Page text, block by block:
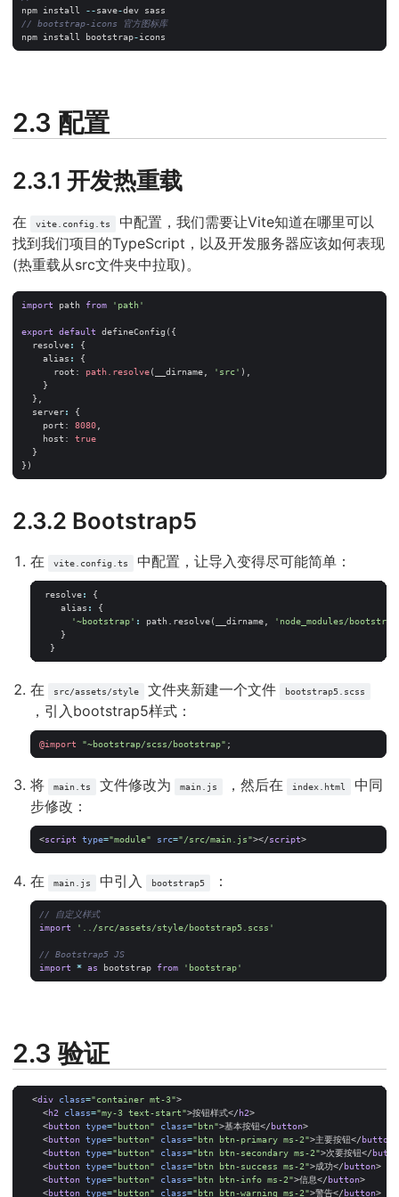
npm
install --save-dev
sass
npm
install bootstrap-icons
2.3 配置
2.3.1 开发热重载
在 vite.config.ts
中配置，我们需要让Vite知道在哪里可以
找到我们项目的TypeScript，以及开发服务器应该如何表现
(热重载从src文件夹中拉取)。
import path from 'path'
export default defineConfig ({
resolve:
{
alias :
{
root : path.resolve( __dirname 'src' ),
}
},
server:
{
port : 8080
host : true
}
})
2.3.2 Bootstrap5
在 vite.config.ts 中配置，让导入变得尽可能简单：
resolve:
{
alias :
{
'~bootstrap' : path . resolve( __dirname,
'node_modules/
}
}
在 src/assets/style 文件夹新建一个文件 bootstrap5.scss
，引入bootstrap5样式：
@import "~bootstrap/scss/bootstrap" ;
将 main.ts 文件修改为 main.js ，然后在 index.html
中同
步修改：
<script type="module" src="/src/main.js"></script>
在 main.js 中引入 bootstrap5 ：
import
'../src/assets/style/bootstrap5.scss'
import
* as bootstrap from 'bootstrap'
2.3 验证
<div class="container mt-3">
<h2 class="my-3 text-start">按钮样式</h2>
<button type="button" class="btn">基本按钮</button>
<button type="button" class="btn btn-primary ms-2">主要按钮</button
<button type="button" class="btn btn-secondary ms-2">次要按钮</
<button type="button" class="btn btn-success ms-2">成功</button>
<button type="button" class="btn btn-info ms-2">信息</button>
<button type="button" class="btn btn-warning ms-2">警告</button>